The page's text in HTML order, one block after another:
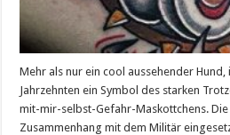
Mehr als nur ein cool aussehender
Jahrzehnten ein Symbol des starken
mit-mir-selbst-Gefahr-Maskottchens.
Zusammenhang mit dem Militär